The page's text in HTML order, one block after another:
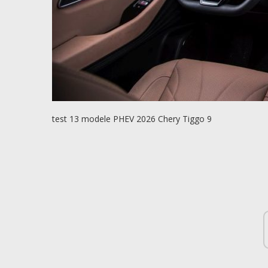
test 13 modele PHEV 2026 Chery Tiggo 9